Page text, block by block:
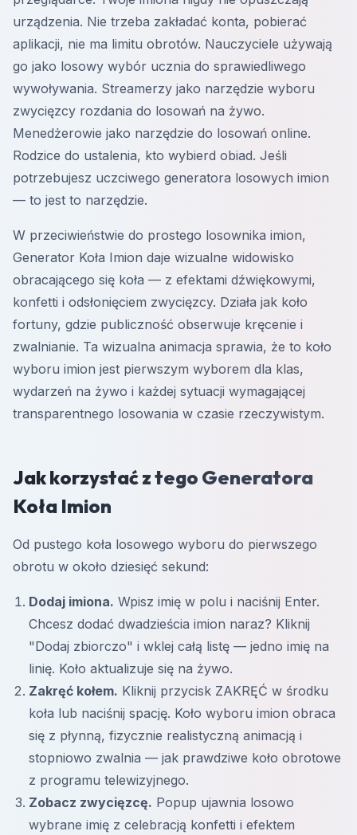
urządzenia. Nie trzeba zakładać konta, pobierać
aplikacji, nie ma limitu obrotów. Nauczyciele używają
go jako losowy wybór ucznia do sprawiedliwego
wywoływania. Streamerzy jako narzędzie wyboru
zwycięzcy rozdania do losowań na żywo.
Menedżerowie jako narzędzie do losowań online.
Rodzice do ustalenia, kto wybierd obiad. Jeśli
potrzebujesz uczciwego generatora losowych imion
— to jest to narzędzie.
W przeciwieństwie do prostego losownika imion,
Generator Koła Imion daje wizualne widowisko
obracającego się koła — z efektami dźwiękowymi,
konfetti i odsłonięciem zwycięzcy. Działa jak koło
fortuny, gdzie publiczność obserwuje kręcenie i
zwalnianie. Ta wizualna animacja sprawia, że to koło
wyboru imion jest pierwszym wyborem dla klas,
wydarzeń na żywo i każdej sytuacji wymagającej
transparentnego losowania w czasie rzeczywistym.
Jak korzystać z tego Generatora
Koła Imion
Od pustego koła losowego wyboru do pierwszego
obrotu w około dziesięć sekund:
Dodaj imiona. Wpisz imię w polu i naciśnij Enter.
Chcesz dodać dwadzieścia imion naraz? Kliknij
"Dodaj zbiorczo" i wklej całą listę — jedno imię na
linię. Koło aktualizuje się na żywo.
Zakręć kołem. Kliknij przycisk ZAKRĘĆ w środku
koła lub naciśnij spację. Koło wyboru imion obraca
się z płynną, fizycznie realistyczną animacją i
stopniowo zwalnia — jak prawdziwe koło obrotowe
z programu telewizyjnego.
Zobacz zwycięzcę. Popup ujawnia losowo
wybrane imię z celebracją konfetti i efektem